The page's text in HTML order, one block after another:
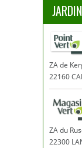
ZA de
22160
ZA du
22300